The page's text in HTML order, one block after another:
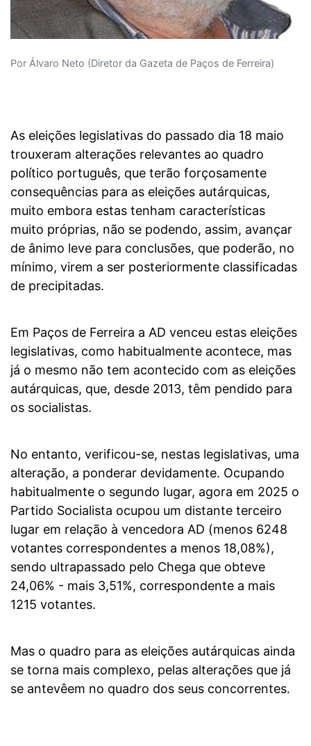
Por Álvaro Neto (Diretor da Gazeta de Paços de Ferreira)
As eleições legislativas do passado dia 18 maio
trouxeram alterações relevantes ao quadro
político português, que terão forçosamente
consequências para as eleições autárquicas,
muito embora estas tenham características
muito próprias, não se podendo, assim, avançar
de ânimo leve para conclusões, que poderão, no
mínimo, virem a ser posteriormente classificadas
de precipitadas.
Em Paços de Ferreira a AD venceu estas eleições
legislativas, como habitualmente acontece, mas
já o mesmo não tem acontecido com as eleições
autárquicas, que, desde 2013, têm pendido para
os socialistas.
No entanto, verificou-se, nestas legislativas, uma
alteração, a ponderar devidamente. Ocupando
habitualmente o segundo lugar, agora em 2025 o
Partido Socialista ocupou um distante terceiro
lugar em relação à vencedora AD (menos 6248
votantes correspondentes a menos 18,08%),
sendo ultrapassado pelo Chega que obteve
24,06% - mais 3,51%, correspondente a mais
1215 votantes.
Mas o quadro para as eleições autárquicas ainda
se torna mais complexo, pelas alterações que já
se antevêem no quadro dos seus concorrentes.